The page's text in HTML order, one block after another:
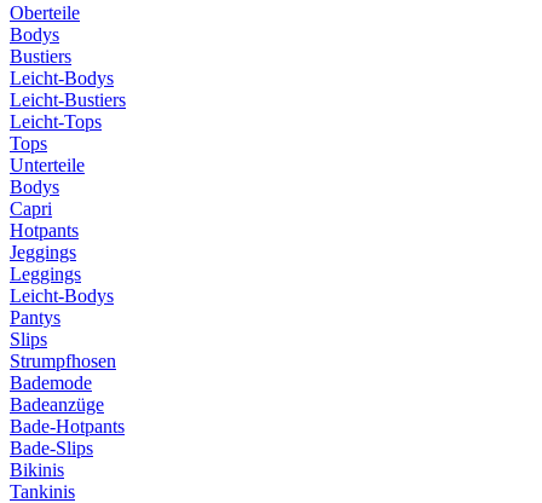
Oberteile
Bodys
Bustiers
Leicht-Bodys
Leicht-Bustiers
Leicht-Tops
Tops
Unterteile
Bodys
Capri
Hotpants
Jeggings
Leggings
Leicht-Bodys
Pantys
Slips
Strumpfhosen
Bademode
Badeanzüge
Bade-Hotpants
Bade-Slips
Bikinis
Tankinis